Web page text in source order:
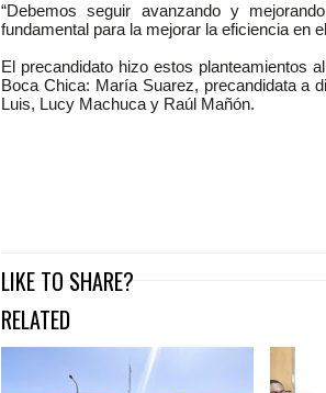
“Debemos seguir avanzando y
fundamental para la mejorar la eficiencia en
El precandidato hizo estos planteamientos
Boca Chica: María Suarez, precandidata a
Luis, Lucy Machuca y Raúl Mañón.
LIKE TO SHARE?
RELATED